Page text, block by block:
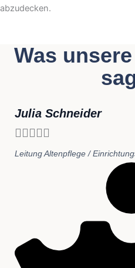
abzudecken.
Was unsere
Julia Schneider

Leitung Altenpflege /